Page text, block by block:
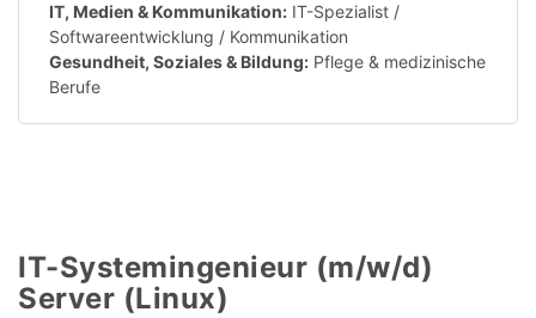
IT, Medien & Kommunikation: IT-Spezialist /
Softwareentwicklung / Kommunikation
Gesundheit, Soziales & Bildung: Pflege & medizinische
Berufe
IT-Systemingenieur (m/w/d)
Server (Linux)